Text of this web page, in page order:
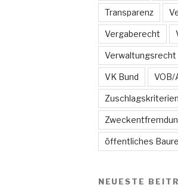
Transparenz
Vergaberecht
Verwaltungsrecht
VK Bund VOB/
Zuschlagskriterien
öffentliches
NEUESTE